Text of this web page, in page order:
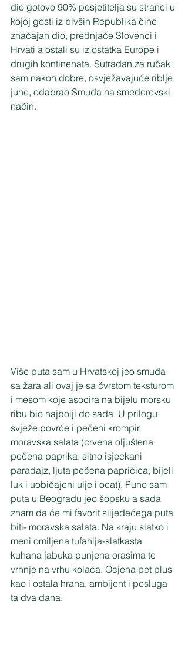
dio gotovo 90% posjetitelja su stranci u
kojoj gosti iz bivših Republika čine
značajan dio, prednjače Slovenci i
Hrvati a ostali su iz ostatka Europe i
drugih kontinenata. Sutradan za ručak
sam nakon dobre, osvježavajuće riblje
juhe, odabrao Smuđa na smederevski
način.
Više puta sam u Hrvatskoj jeo smuđa
sa žara ali ovaj je sa čvrstom teksturom
i mesom koje asocira na bijelu morsku
ribu bio najbolji do sada. U prilogu
svježe povrće i pečeni krompir,
moravska salata (crvena oljuštena
pečena paprika, sitno isjeckani
paradajz, ljuta pečena papričica, bijeli
luk i uobičajeni ulje i ocat). Puno sam
puta u Beogradu jeo šopsku a sada
znam da će mi favorit slijedećega puta
biti- moravska salata. Na kraju slatko i
meni omiljena tufahija-slatkasta
kuhana jabuka punjena orasima te
vrhnje na vrhu kolača. Ocjena pet plus
kao i ostala hrana, ambijent i posluga
ta dva dana.